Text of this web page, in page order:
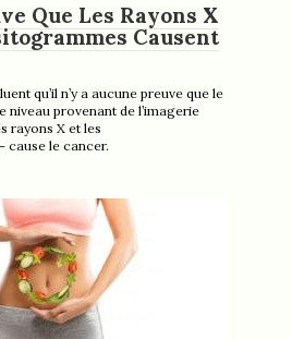
Que Les Rayons X
Causent
qu’il n’y a aucune preuve que le
niveau provenant de l’imagerie
rayons X et les
cause le cancer.